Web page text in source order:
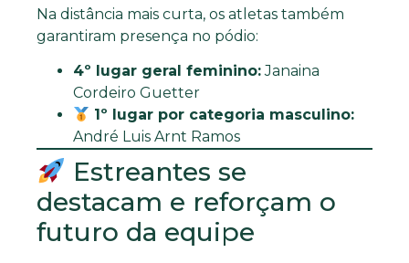
Na distância mais curta, os atletas também
garantiram presença no pódio:
4º lugar geral feminino:Janaina
Cordeiro Guetter
1º lugar por categoria masculino:
André Luis Arnt Ramos
Estreantes se
destacam e reforçam o
futuro da equipe